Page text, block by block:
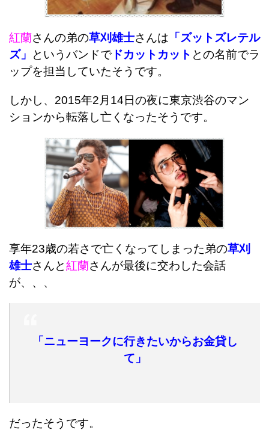
紅蘭さんの弟の草刈雄士さんは 「ズットズレテル
ズ」
というバンドで ドカットカット との名前でラ
ップを担当していたそうです。
しかし、2015年2月14日の夜に東京渋谷のマン
ションから転落し亡くなったそうです。
享年23歳の若さで亡くなってしまった弟の草刈
雄士さんと紅蘭さんが最後に交わした会話
が、、、
「ニューヨークに行きたいからお金貸し
て」
だったそうです。